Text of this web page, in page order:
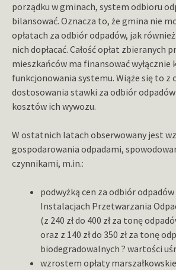
porządku w gminach, system odbioru
bilansować. Oznacza to, że gmina nie
opłatach za odbiór odpadów, jak
nich dopłacać. Całość opłat zbieranych
mieszkańców ma finansować wyłącznie
funkcjonowania systemu. Wiąże się to z
dostosowania stawki za odbiór
kosztów ich wywozu.
W ostatnich latach obserwowany jest
gospodarowania odpadami,
czynnikami, m.in.:
podwyżką cen za odbiór
Instalacjach Przetwarzania
(z 240 zł do 400 zł za tonę
oraz z 140 zł do 350 zł za tonę
biodegradowalnych ? wartości
wzrostem opłaty